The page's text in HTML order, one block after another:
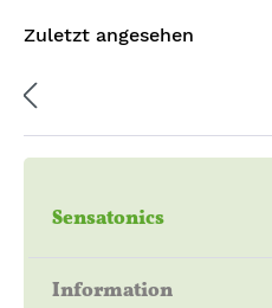
Zuletzt angesehen
Sensatonics
Information